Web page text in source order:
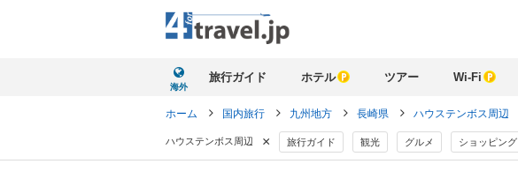
海外
旅行ガイド ホテル ツアー Wi-Fi
ホーム 国内旅行 九州地方 長崎県 ハウステンボス周辺
ハウステンボス周辺 × 旅行ガイド 観光 グルメ ショッピング